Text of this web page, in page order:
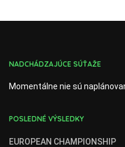
NADCHÁDZAJÚCE SÚŤAŽE
Momentálne nie sú
POSLEDNÉ VÝSLEDKY
EUROPEAN CHAMPIONSHIP